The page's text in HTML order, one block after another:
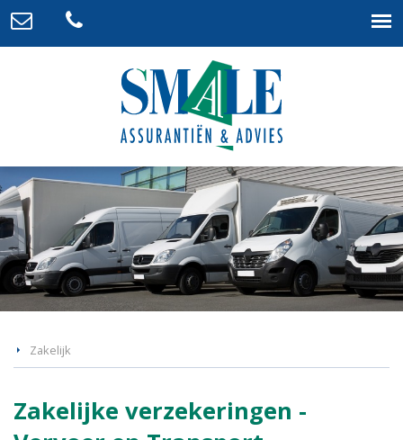
Zakelijk
Zakelijke verzekeringen -